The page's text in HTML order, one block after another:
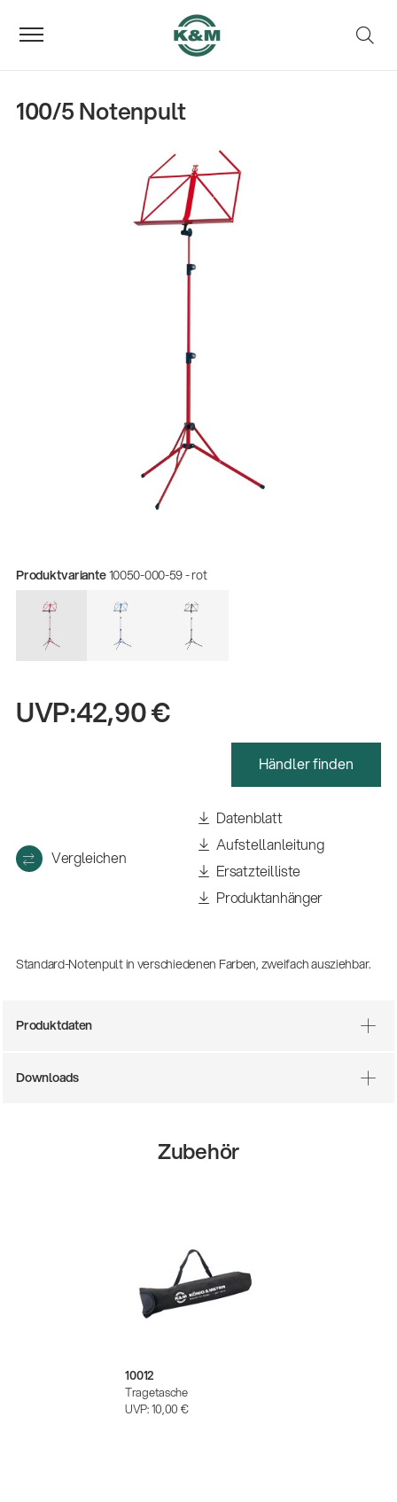
Akustikgitarren-Spielständer
100/5 Notenpult
Produktvariante10050-000-59 - rot
UVP:42,90 €
Händler finden
Vergleichen
Datenblatt
Aufstellanleitung
Ersatzteilliste
Produktanhänger
Standard-Notenpult in verschiedenen Farben, zweifach ausziehbar.
Produktdaten
Downloads
Zubehör
10012
Tragetasche
UVP:10,00 €